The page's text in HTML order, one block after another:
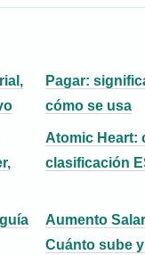
Pagar:
cómo se usa
Atomic Heart:
clasificación
Aumento
Cuánto sube